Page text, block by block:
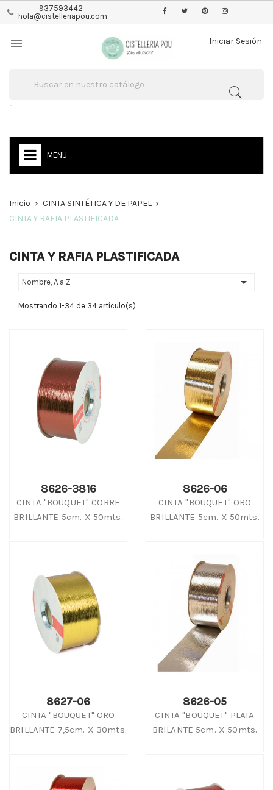
937593442
hola@cistelleriapou.com
Iniciar Sesión

-
MENU
Inicio
CINTA SINTÉTICA Y DE PAPEL
CINTA Y RAFIA PLASTIFICADA
CINTA Y RAFIA PLASTIFICADA
Nombre, A a Z 
Mostrando 1-34 de 34 artículo(s)
8626-3816
CINTA "BOUQUET" COBRE
BRILLANTE 5cm. X 50mts.
8626-06
CINTA "BOUQUET" ORO
BRILLANTE 5cm. X 50mts.
8627-06
CINTA "BOUQUET" ORO
BRILLANTE 7,5cm. X 30mts.
8626-05
CINTA "BOUQUET" PLATA
BRILANTE 5cm. X 50mts.